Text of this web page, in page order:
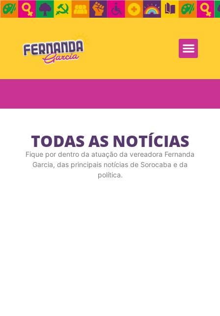
TODAS AS NOTÍCIAS
Fique por dentro da atuação da vereadora Fernanda
Garcia, das principais notícias de Sorocaba e da
política.